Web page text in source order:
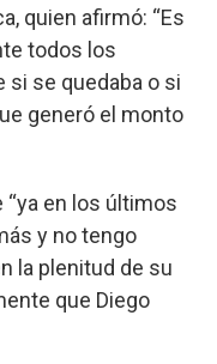
quien afirmó: “Es
todos los
se quedaba o si
generó el monto
en los últimos
y no tengo
la plenitud de su
que Diego